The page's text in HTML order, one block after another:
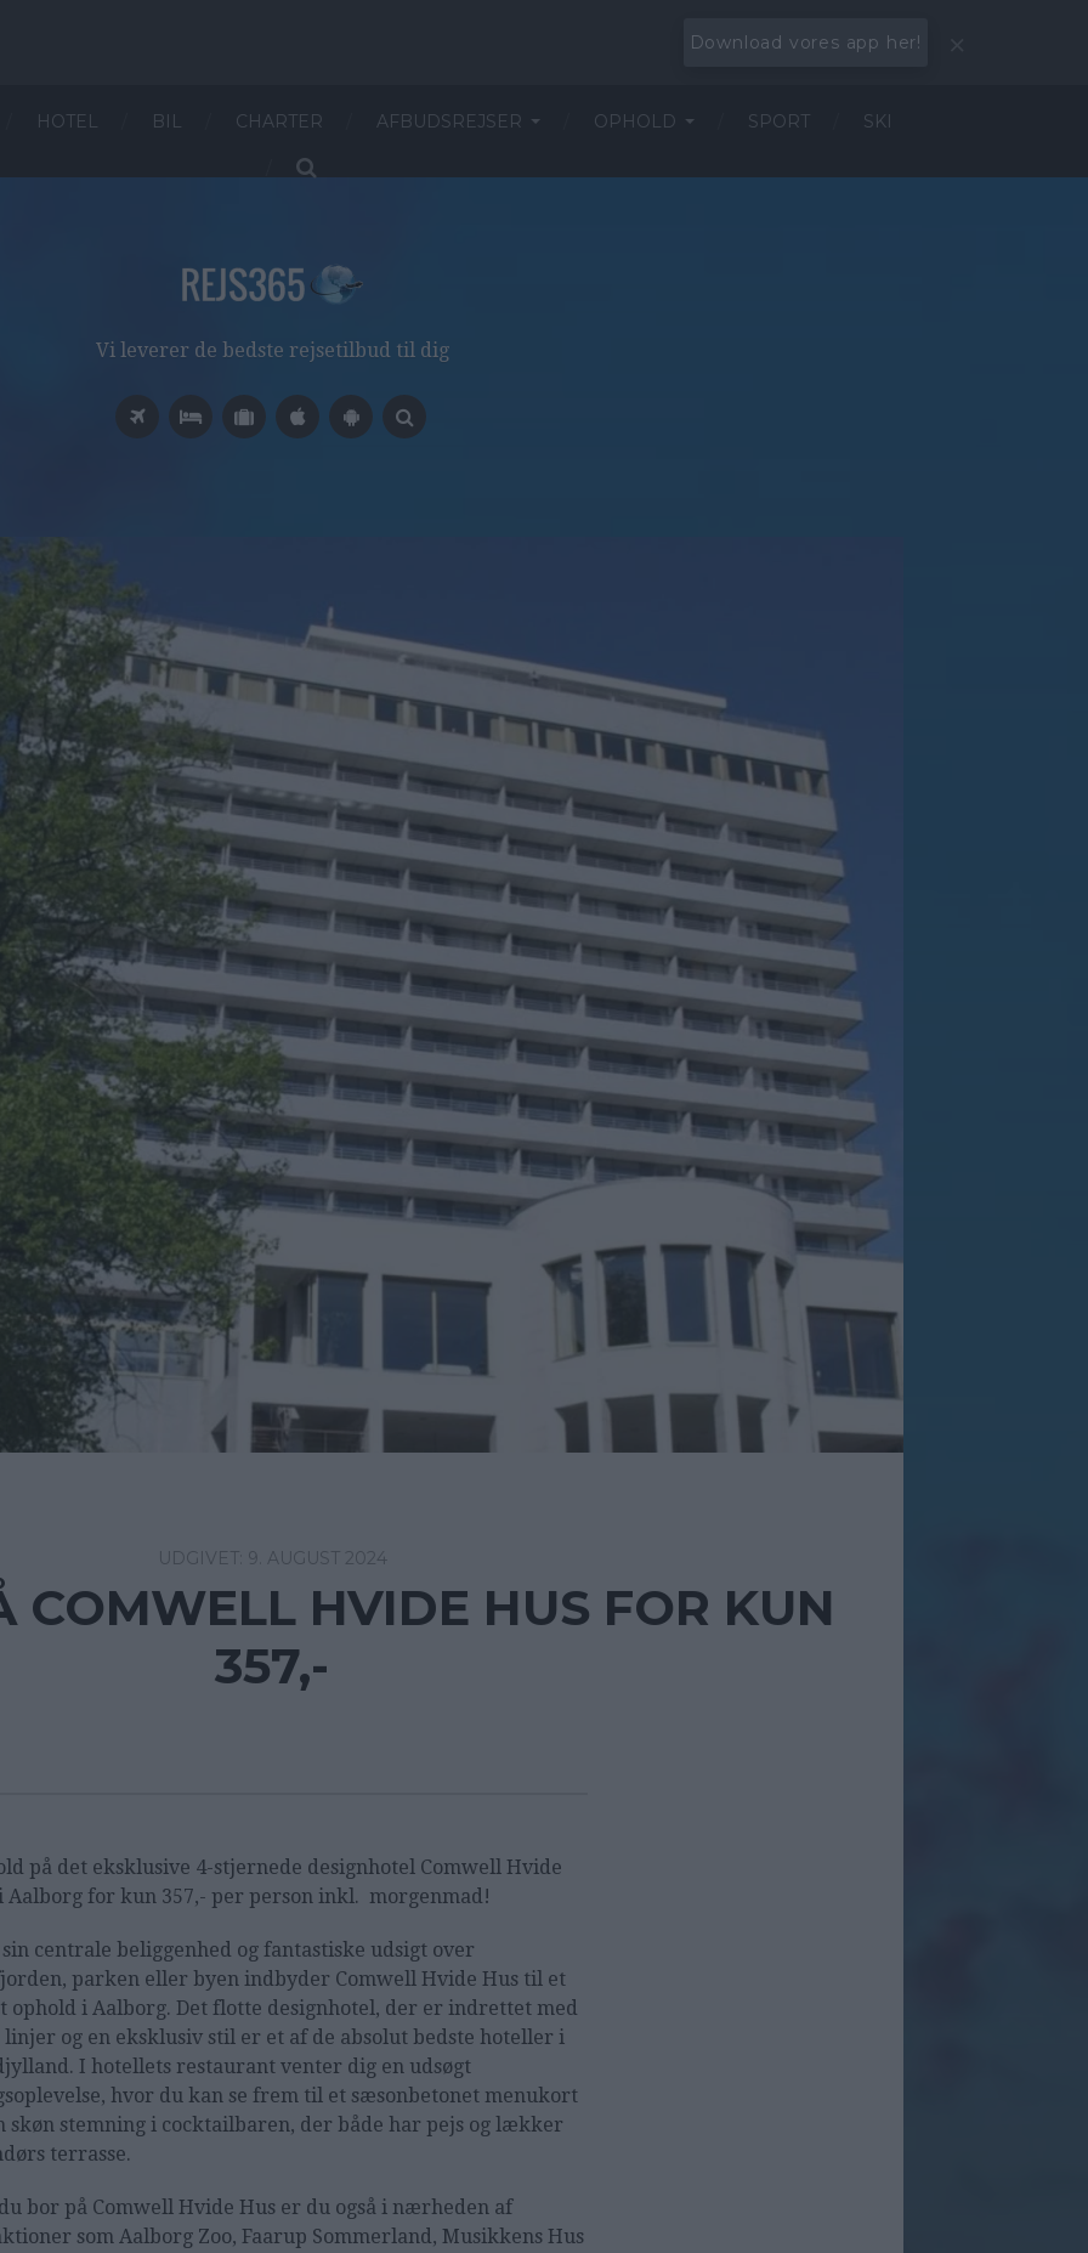
Download vores app her!
HOTEL BIL CHARTER AFBUDSREJSER OPHOLD SPORT SKI
Vi leverer de bedste rejsetilbud til dig
9. AUGUST 2024
COMWELL HVIDE HUS FOR KUN
357,-
på det eksklusive 4-stjernede designhotel Comwell Hvide
Aalborg for kun 357,- per person inkl. morgenmad!
centrale beliggenhed og fantastiske udsigt over
parken eller byen indbyder Comwell Hvide Hus til et
ophold i Aalborg. Det flotte designhotel, der er indrettet med
linjer og en eksklusiv stil er et af de absolut bedste hoteller i
I hotellets restaurant venter dig en udsøgt
hvor du kan se frem til et sæsonbetonet menukort
skøn stemning i cocktailbaren, der både har pejs og lækker
terrasse.
bor på Comwell Hvide Hus er du også i nærheden af
som Aalborg Zoo, Faarup Sommerland, Musikkens Hus